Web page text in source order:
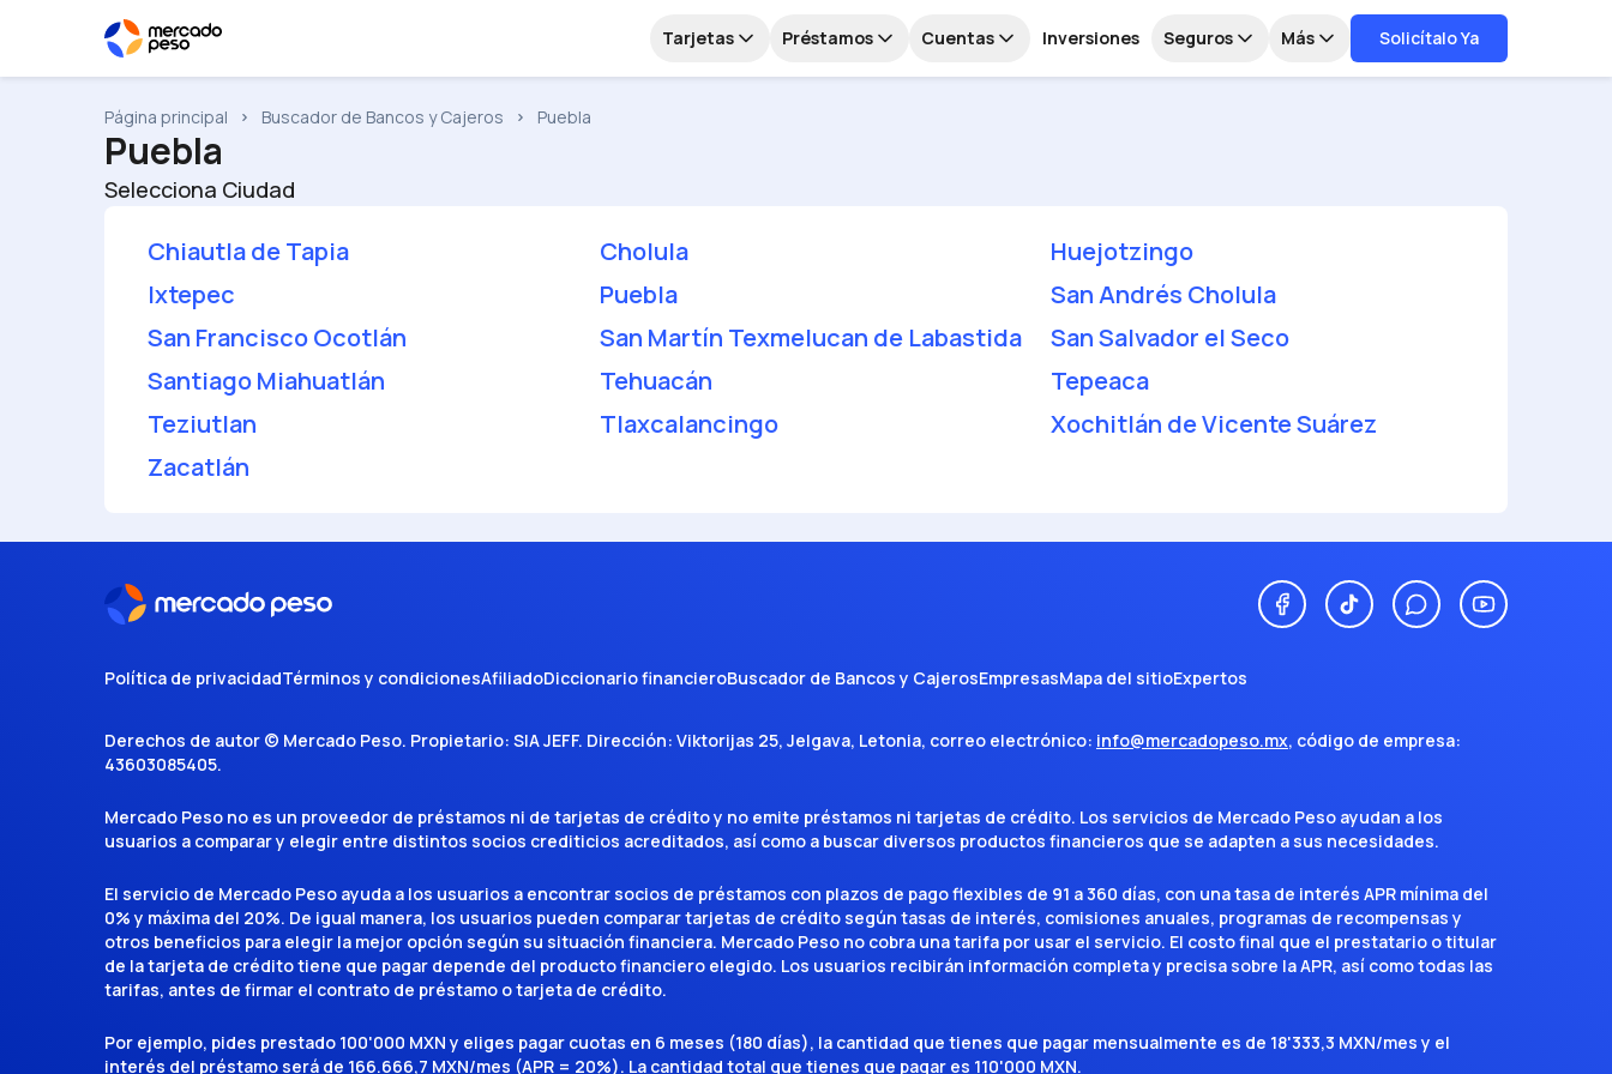
Tarjetas Préstamos Cuentas Inversiones Seguros Más Solicítalo Ya
Página principal Buscador de Bancos y Cajeros Puebla
Puebla
Selecciona Ciudad
Chiautla de Tapia Cholula
Huejotzingo
Ixtepec
Puebla
San Andrés Cholula
San Francisco Ocotlán
San Martín Texmelucan de Labastida
San Salvador el Seco
Santiago Miahuatlán
Tehuacán
Tepeaca
Teziutlan
Tlaxcalancingo
Xochitlán de Vicente Suárez
Zacatlán
Política de privacidadTérminos y condicionesAfiliadoDiccionario financieroBuscador de Bancos y CajerosEmpresasMapa del sitioExpertos
Derechos de autor © Mercado Peso. Propietario: SIA JEFF. Dirección: Viktorijas 25, Jelgava, Letonia, correo electrónico: info@mercadopeso.mx, código de empresa:
43603085405.
Mercado Peso no es un proveedor de préstamos ni de tarjetas de crédito y no emite préstamos ni tarjetas de crédito. Los servicios de Mercado Peso ayudan a los
usuarios a comparar y elegir entre distintos socios crediticios acreditados, así como a buscar diversos productos financieros que se adapten a sus necesidades.
El servicio de Mercado Peso ayuda a los usuarios a encontrar socios de préstamos con plazos de pago flexibles de 91 a 360 días, con una tasa de interés APR mínima del
0% y máxima del 20%. De igual manera, los usuarios pueden comparar tarjetas de crédito según tasas de interés, comisiones anuales, programas de recompensas y
otros beneficios para elegir la mejor opción según su situación financiera. Mercado Peso no cobra una tarifa por usar el servicio. El costo final que el prestatario o titular
de la tarjeta de crédito tiene que pagar depende del producto financiero elegido. Los usuarios recibirán información completa y precisa sobre la APR, así como todas las
tarifas, antes de firmar el contrato de préstamo o tarjeta de crédito.
Por ejemplo, pides prestado 100'000 MXN y eliges pagar cuotas en 6 meses (180 días), la cantidad que tienes que pagar mensualmente es de 18'333,3 MXN/mes y el
interés del préstamo será de 166.666,7 MXN/mes (APR = 20%). La cantidad total que tienes que pagar es 110'000 MXN.